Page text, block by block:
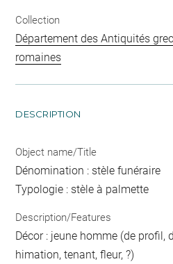
Collection
Département des Antiquités
romaines
DESCRIPTION
Object name/Title
Dénomination : stèle funéraire
Typologie : stèle à palmette
Description/Features
Décor : jeune homme (de profil,
himation, tenant, fleur, ?)